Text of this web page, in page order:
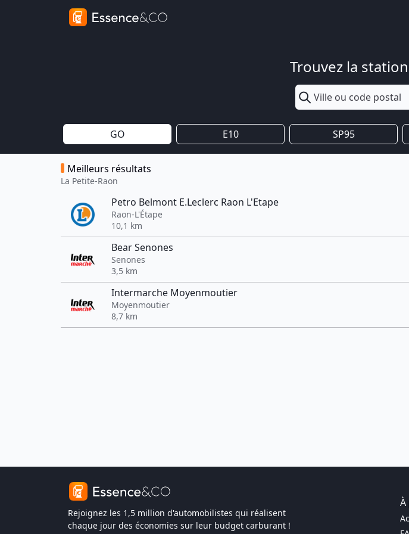
Trouvez la
GO E10 SP95
Meilleurs résultats
La Petite-Raon
Petro Belmont E.Leclerc Raon L'Etape
Raon-L'Étape
10,1 km
Bear Senones
Senones
3,5 km
Intermarche Moyenmoutier
Moyenmoutier
8,7 km
Rejoignez les 1,5 million d'automobilistes qui réalisent
chaque jour des économies sur leur budget carburant !